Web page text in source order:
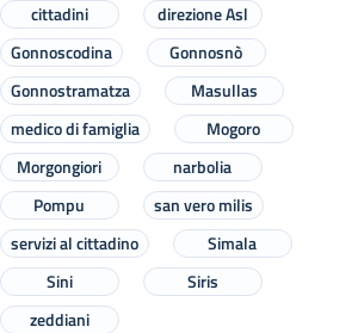
cittadini
direzione Asl
Gonnoscodina
Gonnosnò
Gonnostramatza
Masullas
medico di famiglia
Mogoro
Morgongiori
narbolia
Pompu
san vero milis
servizi al cittadino
Simala
Sini
Siris
zeddiani